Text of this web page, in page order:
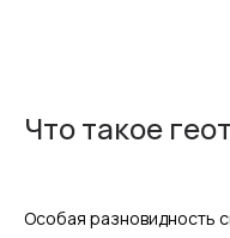
Что такое
Особая разновидность